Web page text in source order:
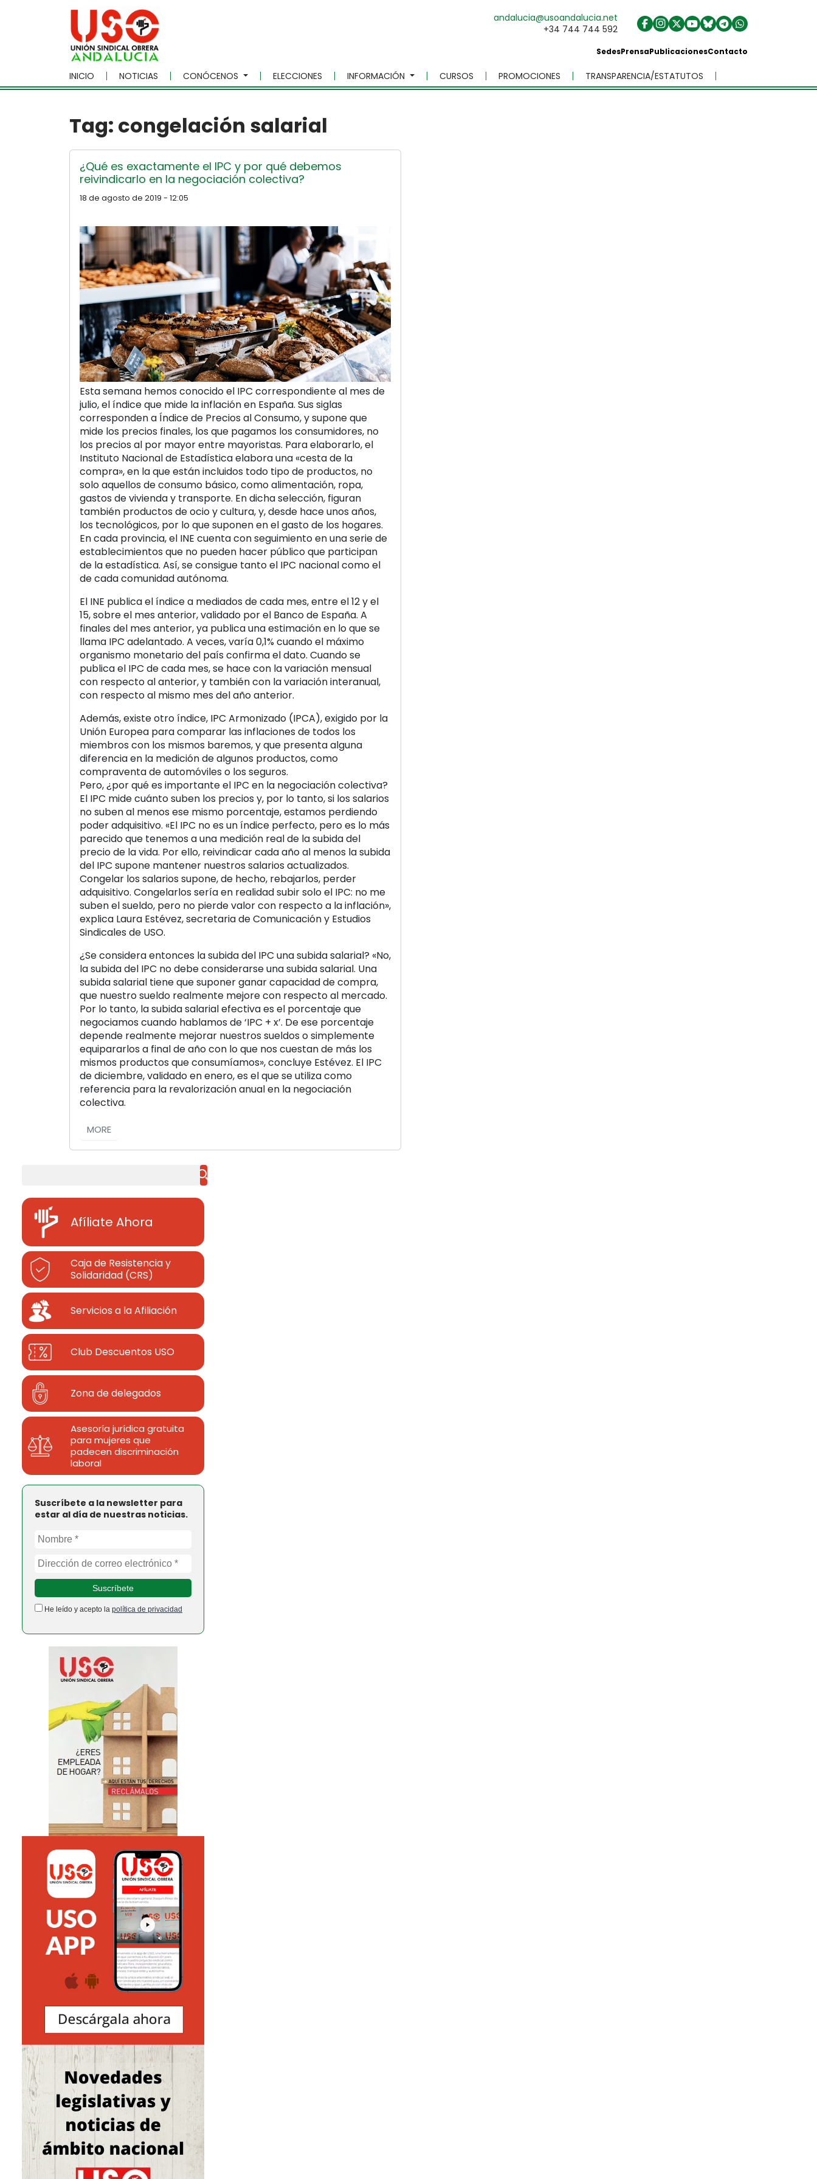
Skip to main content
andalucia@usoandalucia.net
+34 744 744 592
SedesPrensaPublicacionesContacto
INICIO NOTICIAS CONÓCENOS ELECCIONES INFORMACIÓN CURSOS PROMOCIONES TRANSPARENCIA/ESTATUTOS
Tag: congelación salarial
¿Qué es exactamente el IPC y por qué debemos
reivindicarlo en la negociación colectiva?
18 de agosto de 2019 - 12:05
Esta semana hemos conocido el IPC correspondiente al mes de
julio, el índice que mide la inflación en España. Sus siglas
corresponden a Índice de Precios al Consumo, y supone que
mide los precios finales, los que pagamos los consumidores, no
los precios al por mayor entre mayoristas. Para elaborarlo, el
Instituto Nacional de Estadística elabora una «cesta de la
compra», en la que están incluidos todo tipo de productos, no
solo aquellos de consumo básico, como alimentación, ropa,
gastos de vivienda y transporte. En dicha selección, figuran
también productos de ocio y cultura, y, desde hace unos años,
los tecnológicos, por lo que suponen en el gasto de los hogares.
En cada provincia, el INE cuenta con seguimiento en una serie de
establecimientos que no pueden hacer público que participan
de la estadística. Así, se consigue tanto el IPC nacional como el
de cada comunidad autónoma.
El INE publica el índice a mediados de cada mes, entre el 12 y el
15, sobre el mes anterior, validado por el Banco de España. A
finales del mes anterior, ya publica una estimación en lo que se
llama IPC adelantado. A veces, varía 0,1% cuando el máximo
organismo monetario del país confirma el dato. Cuando se
publica el IPC de cada mes, se hace con la variación mensual
con respecto al anterior, y también con la variación interanual,
con respecto al mismo mes del año anterior.
Además, existe otro índice, IPC Armonizado (IPCA), exigido por la
Unión Europea para comparar las inflaciones de todos los
miembros con los mismos baremos, y que presenta alguna
diferencia en la medición de algunos productos, como
compraventa de automóviles o los seguros.
Pero, ¿por qué es importante el IPC en la negociación colectiva?
El IPC mide cuánto suben los precios y, por lo tanto, si los salarios
no suben al menos ese mismo porcentaje, estamos perdiendo
poder adquisitivo. «El IPC no es un índice perfecto, pero es lo más
parecido que tenemos a una medición real de la subida del
precio de la vida. Por ello, reivindicar cada año al menos la subida
del IPC supone mantener nuestros salarios actualizados.
Congelar los salarios supone, de hecho, rebajarlos, perder
adquisitivo. Congelarlos sería en realidad subir solo el IPC: no me
suben el sueldo, pero no pierde valor con respecto a la inflación»,
explica Laura Estévez, secretaria de Comunicación y Estudios
Sindicales de USO.
¿Se considera entonces la subida del IPC una subida salarial? «No,
la subida del IPC no debe considerarse una subida salarial. Una
subida salarial tiene que suponer ganar capacidad de compra,
que nuestro sueldo realmente mejore con respecto al mercado.
Por lo tanto, la subida salarial efectiva es el porcentaje que
negociamos cuando hablamos de ‘IPC + x’. De ese porcentaje
depende realmente mejorar nuestros sueldos o simplemente
equipararlos a final de año con lo que nos cuestan de más los
mismos productos que consumíamos», concluye Estévez. El IPC
de diciembre, validado en enero, es el que se utiliza como
referencia para la revalorización anual en la negociación
colectiva.
MORE
Afíliate Ahora
Caja de Resistencia y
Solidaridad (CRS)
Servicios a la Afiliación
Club Descuentos USO
Zona de delegados
Asesoría jurídica gratuita
para mujeres que
padecen discriminación
laboral
Suscríbete a la newsletter para
estar al día de nuestras noticias.
He leído y acepto la política de privacidad